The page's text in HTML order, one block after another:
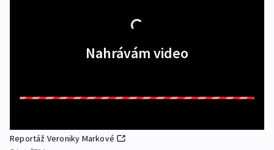
Nahrávám video
Reportáž Veroniky Markové